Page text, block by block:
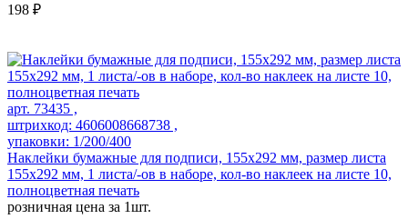
198 ₽
арт. 73435 ,
штрихкод: 4606008668738 ,
упаковки: 1/200/400
Наклейки бумажные для подписи, 155х292 мм, размер листа
155х292 мм, 1 листа/-ов в наборе, кол-во наклеек на листе 10,
полноцветная печать
розничная цена за 1шт.